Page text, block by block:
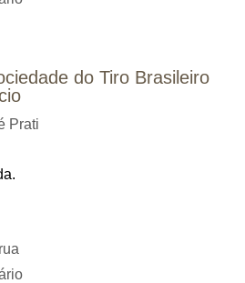
do Tiro Brasileiro
Prati
rua